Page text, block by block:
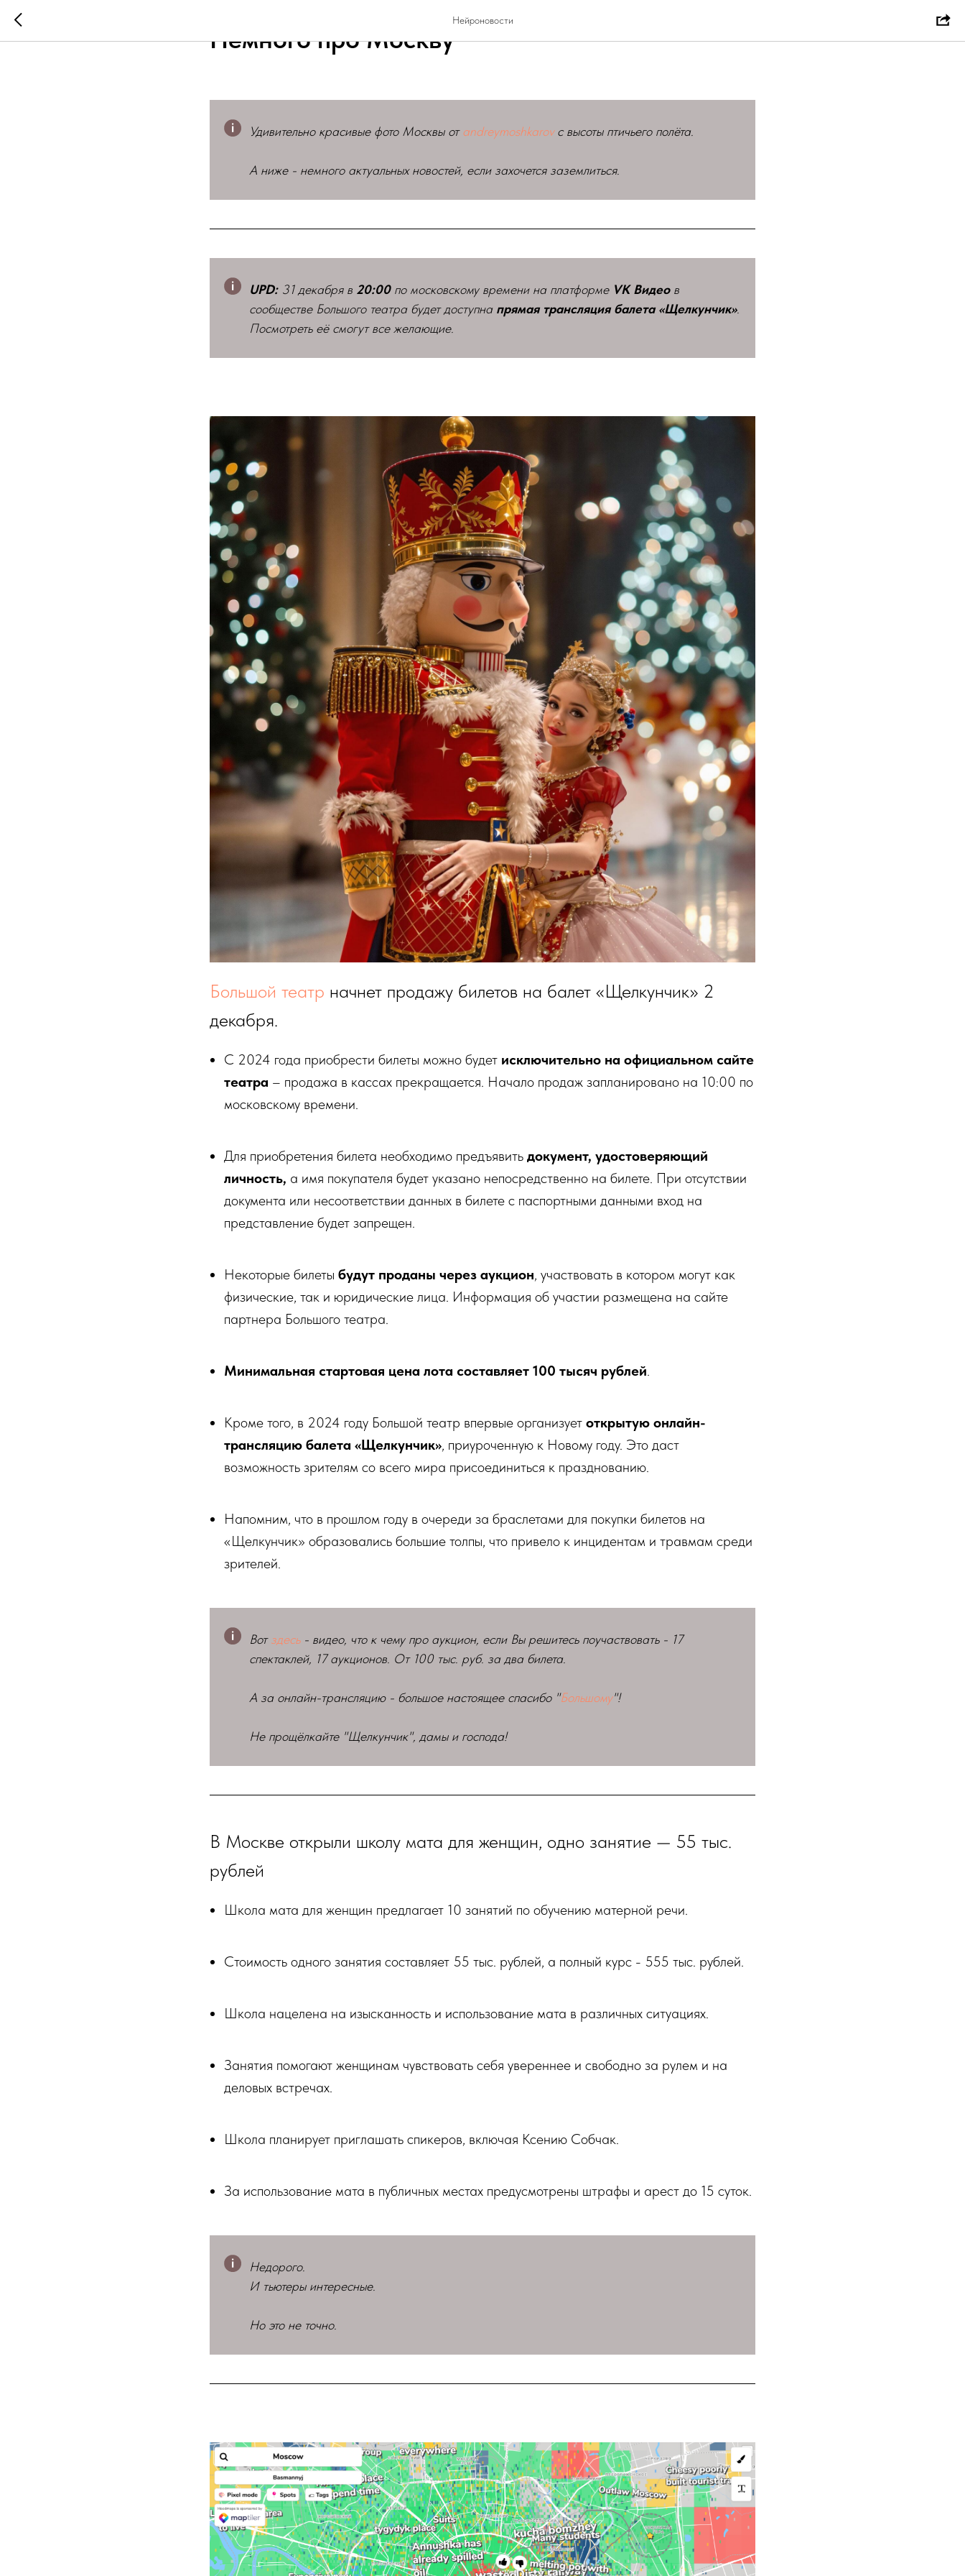
Нейроновости
Немного про Москву
Удивительно красивые фото Москвы отandreymoshkarovс высоты птичьего полёта.
А ниже - немного актуальных новостей, если захочется заземлиться.
UPD: 31 декабря в 20:00по московскому времени на платформе VK Видеов
сообществе Большого театра будет доступна прямая трансляция балета «Щелкунчик».
Посмотреть её смогут все желающие.
Большой театр начнет продажу билетов на балет «Щелкунчик» 2
декабря.
С 2024 года приобрести билеты можно будет исключительно на официальном сайте
театра – продажа в кассах прекращается. Начало продаж запланировано на 10:00 по
московскому времени.
Для приобретения билета необходимо предъявить документ, удостоверяющий
личность, а имя покупателя будет указано непосредственно на билете. При отсутствии
документа или несоответствии данных в билете с паспортными данными вход на
представление будет запрещен.
Некоторые билеты будут проданы через аукцион, участвовать в котором могут как
физические, так и юридические лица. Информация об участии размещена на сайте
партнера Большого театра.
Минимальная стартовая цена лота составляет 100 тысяч рублей.
Кроме того, в 2024 году Большой театр впервые организует открытую онлайн-
трансляцию балета «Щелкунчик», приуроченную к Новому году. Это даст
возможность зрителям со всего мира присоединиться к празднованию.
Напомним, что в прошлом году в очереди за браслетами для покупки билетов на
«Щелкунчик» образовались большие толпы, что привело к инцидентам и травмам среди
зрителей.
Вотздесь- видео, что к чему про аукцион, если Вы решитесь поучаствовать - 17
спектаклей, 17 аукционов. От 100 тыс. руб. за два билета.
А за онлайн-трансляцию - большое настоящее спасибо "Большому"!
Не прощёлкайте "Щелкунчик", дамы и господа!
В Москве открыли школу мата для женщин, одно занятие — 55 тыс.
рублей
Школа мата для женщин предлагает 10 занятий по обучению матерной речи.
Стоимость одного занятия составляет 55 тыс. рублей, а полный курс - 555 тыс. рублей.
Школа нацелена на изысканность и использование мата в различных ситуациях.
Занятия помогают женщинам чувствовать себя увереннее и свободно за рулем и на
деловых встречах.
Школа планирует приглашать спикеров, включая Ксению Собчак.
За использование мата в публичных местах предусмотрены штрафы и арест до 15 суток.
Недорого.
И тьютеры интересные.
Но это не точно.